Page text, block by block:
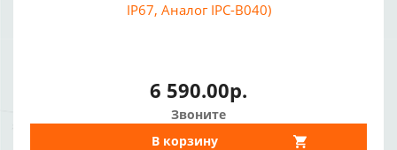
IP67, Аналог IPC-B040)
6 590.00р.
Звоните
В корзину